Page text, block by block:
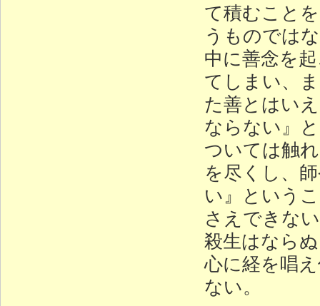
て積むこと
うものでは
中に善念を
てしまい、
た善とはい
ならない』
ついては触
を尽くし、
い』という
さえできな
殺生はなら
心に経を唱
ない。